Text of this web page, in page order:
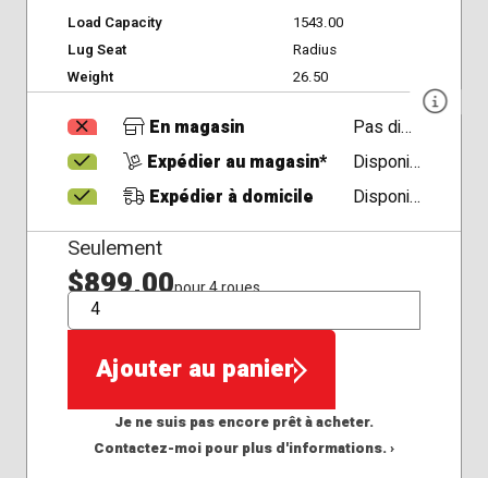
Load Capacity
1543.00
Lug Seat
Radius
Weight
26.50
En magasin
Pas disponible
Expédier au magasin*
Disponible
Expédier à domicile
Disponible
Seulement
$899,00pour 4 roues
QTÉ
Ajouter au panier
Je ne suis pas encore prêt à acheter.
Contactez-moi pour plus d'informations. ›